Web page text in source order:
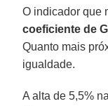
O indicador que
coeficiente de
Quanto mais
igualdade.
A alta de 5,5% na